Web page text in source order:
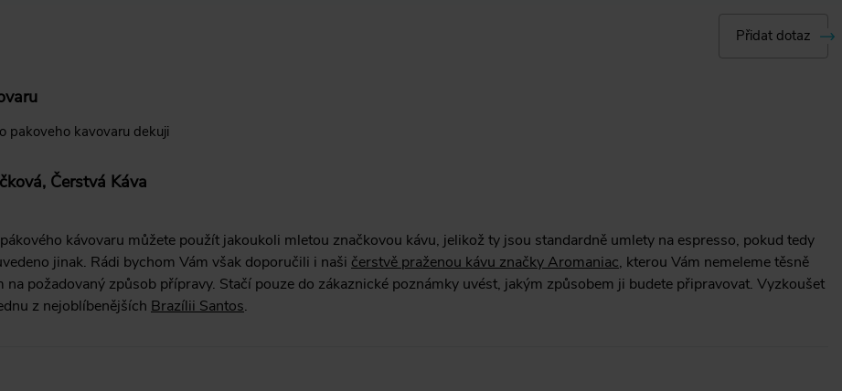
Přidat dotaz
pakoveho kavovaru dekuji
Čerstvá Káva
kávovaru můžete použít jakoukoli mletou značkovou kávu, jelikož ty jsou standardně umlety na espresso, pokud tedy
jinak. Rádi bychom Vám však doporučili i naši čerstvě praženou kávu značky Aromaniac, kterou Vám nemeleme těsně
na požadovaný způsob přípravy. Stačí pouze do zákaznické poznámky uvést, jakým způsobem ji budete připravovat. Vyzkoušet
z nejoblíbenějších Brazílii Santos.